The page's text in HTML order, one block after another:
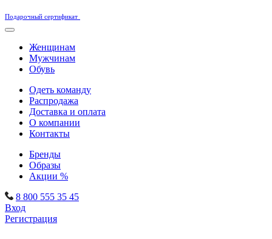
Подарочный сертификат
Женщинам
Мужчинам
Обувь
Одеть команду
Распродажа
Доставка и оплата
О компании
Контакты
Бренды
Образы
Акции %
8 800 555 35 45
Вход
Регистрация